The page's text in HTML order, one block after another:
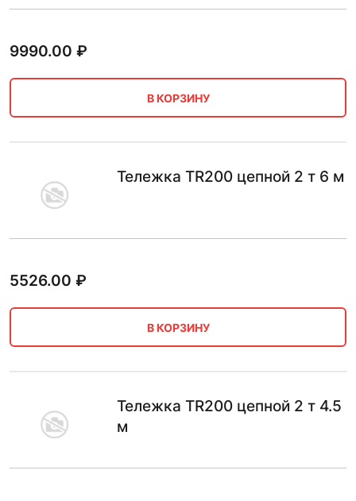
9990.00 ₽
В КОРЗИНУ
Тележка TR200 цепной 2 т 6 м
5526.00 ₽
В КОРЗИНУ
Тележка TR200 цепной 2 т 4.5
м